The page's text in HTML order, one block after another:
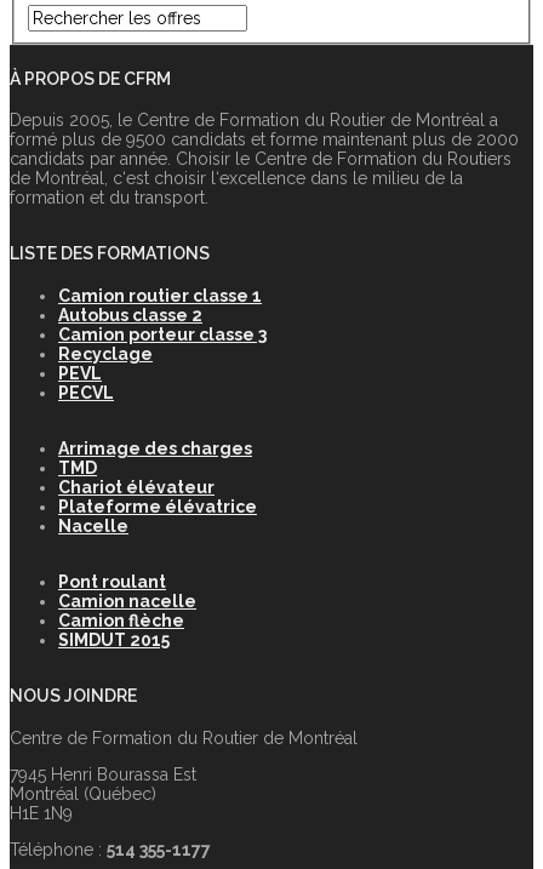
À PROPOS DE CFRM
Depuis 2005, le Centre de Formation du Routier de Montréal a
formé plus de 9500 candidats et forme maintenant plus de 2000
candidats par année. Choisir le Centre de Formation du Routiers
de Montréal, c‘est choisir l‘excellence dans le milieu de la
formation et du transport.
LISTE DES FORMATIONS
Camion routier classe 1
Autobus classe 2
Camion porteur classe 3
Recyclage
PEVL
PECVL
Arrimage des charges
TMD
Chariot élévateur
Plateforme élévatrice
Nacelle
Pont roulant
Camion nacelle
Camion flèche
SIMDUT 2015
NOUS JOINDRE
Centre de Formation du Routier de Montréal
7945 Henri Bourassa Est
Montréal (Québec)
H1E 1N9
Téléphone : 514 355-1177